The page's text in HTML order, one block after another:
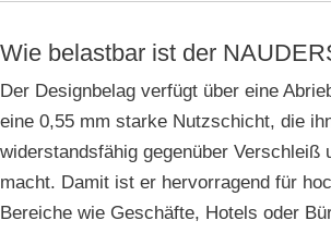
Wie belastbar ist der
Der Designbelag verfügt über eine
eine 0,55 mm starke Nutzschicht, die
widerstandsfähig gegenüber Verschleiß
macht. Damit ist er hervorragend für
Bereiche wie Geschäfte, Hotels oder